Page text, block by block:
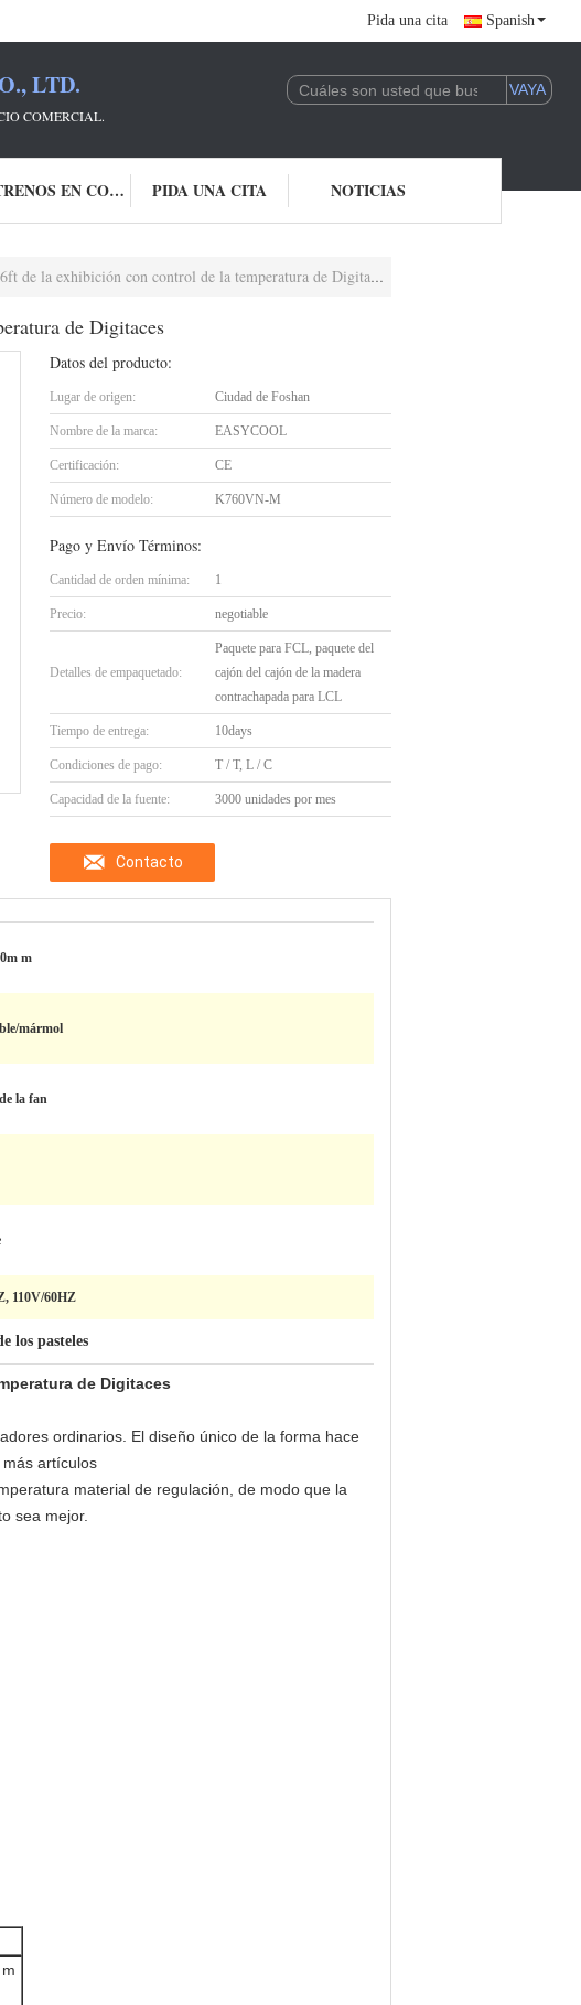
Pida una cita Spanish
LTD.
COMERCIAL.
ÉNTRENOS EN CONTACTO CON PIDA UNA CITA NOTICIAS
de la exhibición con control de la temperatura de Digitaces
de Digitaces
Datos del producto:
Lugar de origen: Ciudad de Foshan
Nombre de la marca: EASYCOOL
Certificación: CE
Número de modelo: K760VN-M
Pago y Envío Términos:
Cantidad de orden mínima: 1
Precio: negotiable
Detalles de empaquetado:
Paquete para FCL, paquete del
cajón del cajón de la madera
contrachapada para LCL
Tiempo de entrega: 10days
Condiciones de pago: T / T, L / C
Capacidad de la fuente: 3000 unidades por mes
Contacto
m
mármol
la fan
110V/60HZ
los pasteles
de Digitaces
ordinarios. El diseño único de la forma hace
artículos
material de regulación, de modo que la
sea mejor.